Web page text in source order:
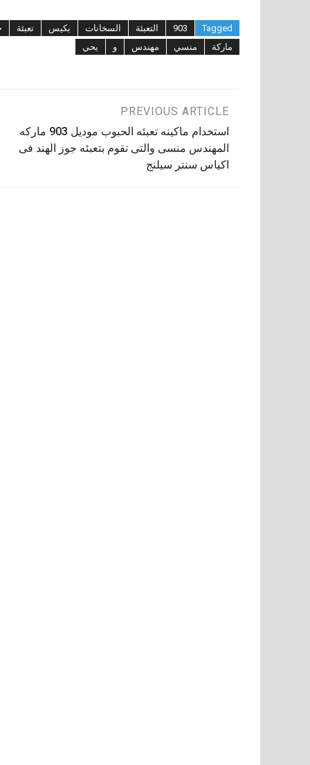
Tagged
903 التعبئة السخانات بكيس تعبئة
ماركة
منسي مهندس و يحي
تصفّح
المقالات
PREVIOUS ARTICLE
استخدام ماكينه تعبئه الحبوب موديل 903 ماركه
المهندس منسى والتى تقوم بتعبئه جوز الهند فى
اكياس سنتر سيلنج